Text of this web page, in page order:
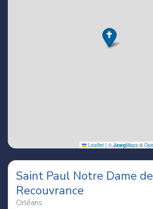
Saint Paul Notre Dame de
Recouvrance
Orléans